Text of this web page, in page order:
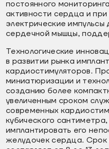
постоянного
активности сердца и
электрические импульсы
сердечной мышцы,
Технологические
в развитии рынка
кардиостимуляторов.
миниатюризации и
созданию более
увеличенным сроком
современных
кубического
имплантировать его
желудочек сердца. Срок